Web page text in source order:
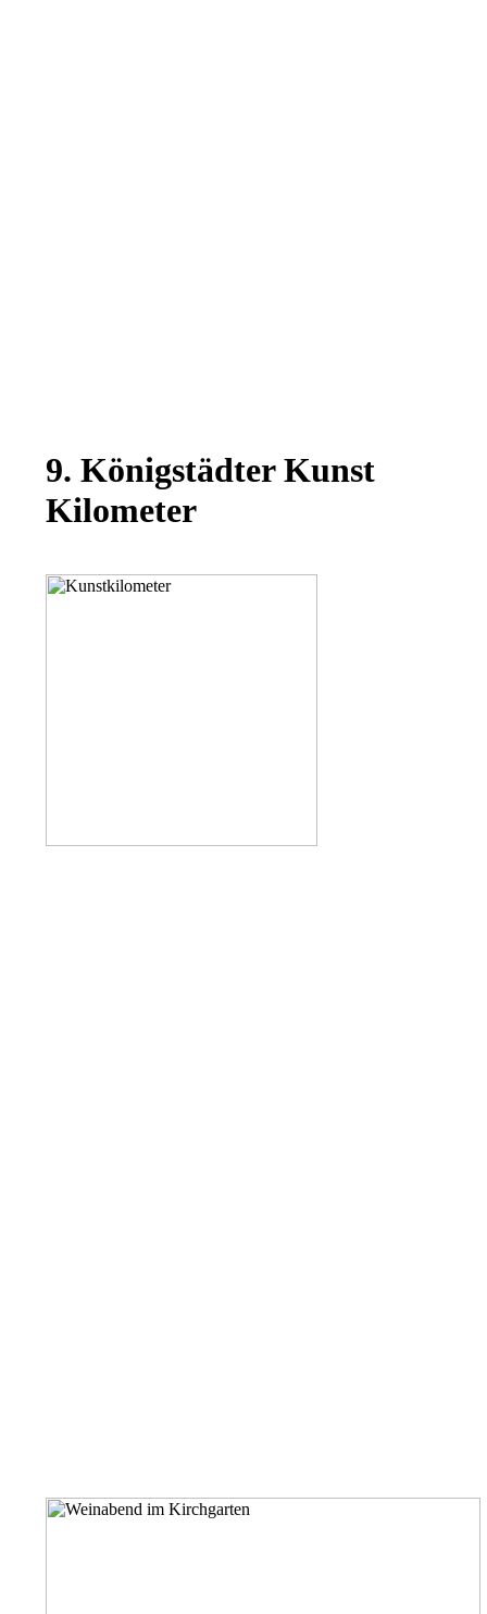
9. Königstädter Kunst
Kilometer